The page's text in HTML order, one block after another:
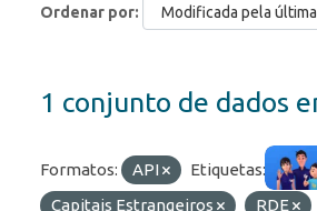
Ordenar por
1 conjunto de dados
Formatos: API Etiquetas:
Capitais Estrangeiros
RDE